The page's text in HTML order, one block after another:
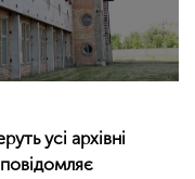
усі архівні